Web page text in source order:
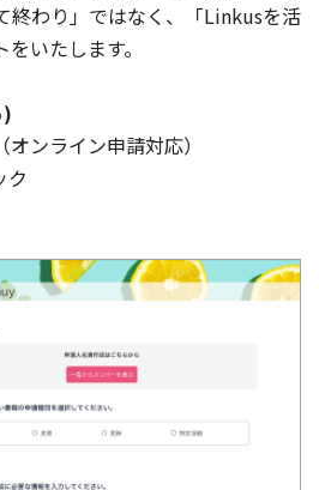
終わり」ではなく、「Linkusを活
いたします。
ンライン申請対応）
ク